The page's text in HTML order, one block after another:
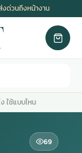
งด่วนถึงหน้างาน
ใช้แบบไหน
69